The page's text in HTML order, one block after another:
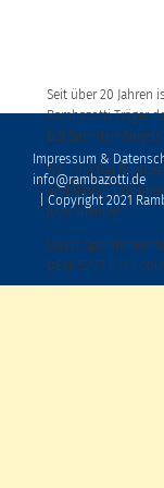
Seit über 20 Jahren
Rambazotti Träger
DZI Spenden-Siegels
Wir sind frei
und freuen uns über
jede Spende!
Unser
DE86 5205 0353
Impressum &
info@rambazotti.de
| Copyright 2021